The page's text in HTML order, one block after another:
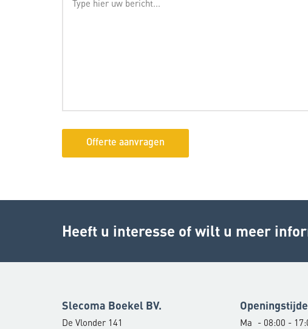
Heeft u interesse of wilt u meer
Slecoma Boekel BV.
De Vlonder 141 Ma - 08:00 -